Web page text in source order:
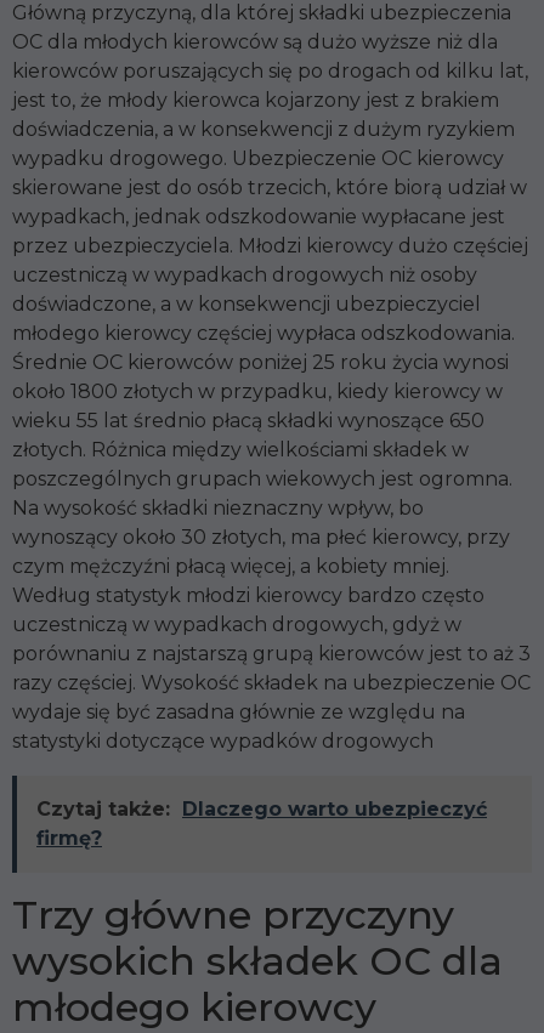
Główną przyczyną, dla której składki ubezpieczenia
OC dla młodych kierowców są dużo wyższe niż dla
kierowców poruszających się po drogach od kilku lat,
jest to, że młody kierowca kojarzony jest z brakiem
doświadczenia, a w konsekwencji z dużym ryzykiem
wypadku drogowego. Ubezpieczenie OC kierowcy
skierowane jest do osób trzecich, które biorą udział w
wypadkach, jednak odszkodowanie wypłacane jest
przez ubezpieczyciela. Młodzi kierowcy dużo częściej
uczestniczą w wypadkach drogowych niż osoby
doświadczone, a w konsekwencji ubezpieczyciel
młodego kierowcy częściej wypłaca odszkodowania.
Średnie OC kierowców poniżej 25 roku życia wynosi
około 1800 złotych w przypadku, kiedy kierowcy w
wieku 55 lat średnio płacą składki wynoszące 650
złotych. Różnica między wielkościami składek w
poszczególnych grupach wiekowych jest ogromna.
Na wysokość składki nieznaczny wpływ, bo
wynoszący około 30 złotych, ma płeć kierowcy, przy
czym mężczyźni płacą więcej, a kobiety mniej.
Według statystyk młodzi kierowcy bardzo często
uczestniczą w wypadkach drogowych, gdyż w
porównaniu z najstarszą grupą kierowców jest to aż 3
razy częściej. Wysokość składek na ubezpieczenie OC
wydaje się być zasadna głównie ze względu na
statystyki dotyczące wypadków drogowych
Czytaj także:
Dlaczego warto ubezpieczyć
firmę?
Trzy główne przyczyny
wysokich składek OC dla
młodego kierowcy